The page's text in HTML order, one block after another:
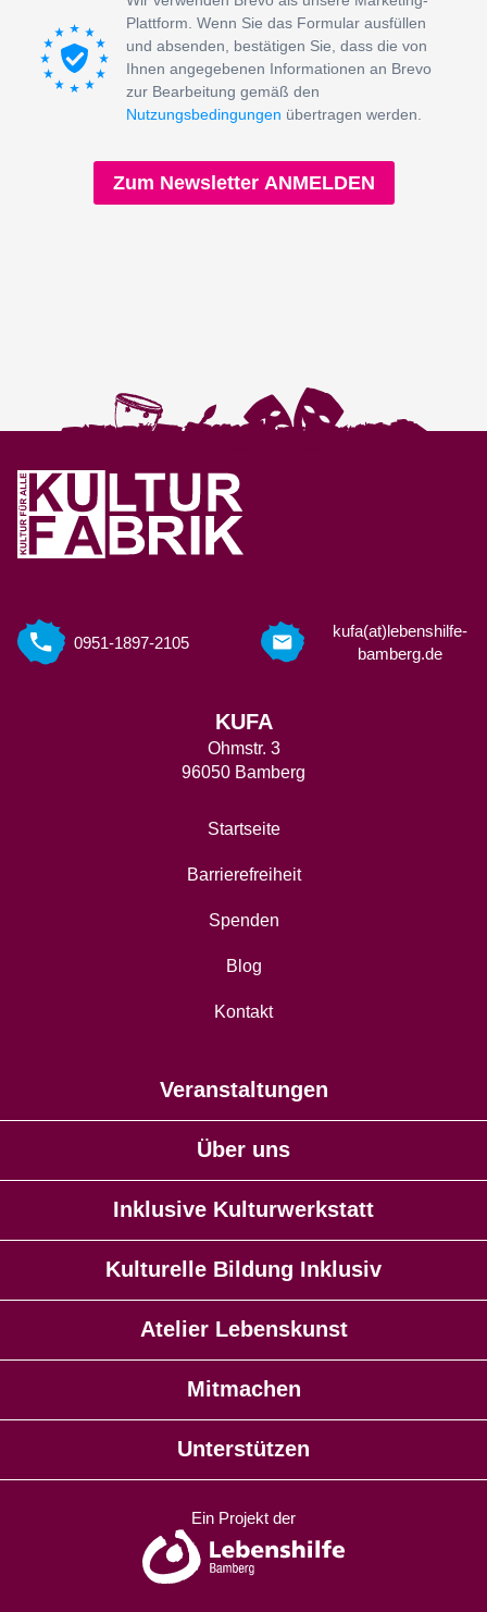
Plattform. Wenn Sie das Formular ausfüllen
und absenden, bestätigen Sie, dass die von
Ihnen angegebenen Informationen an Brevo
zur Bearbeitung gemäß den
Nutzungsbedingungen übertragen werden.
Zum Newsletter ANMELDEN
0951-1897-2105
kufa(at)lebenshilfe-
bamberg.de
KUFA
Ohmstr. 3
96050 Bamberg
Startseite
Barrierefreiheit
Spenden
Blog
Kontakt
Veranstaltungen
Über uns
Inklusive Kulturwerkstatt
Kulturelle Bildung Inklusiv
Atelier Lebenskunst
Mitmachen
Unterstützen
Ein Projekt der